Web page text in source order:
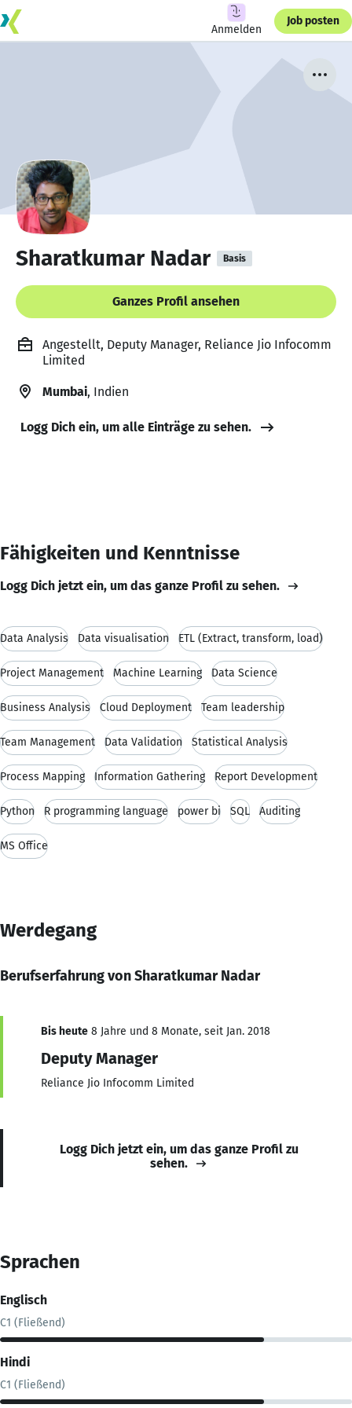
Anmelden
Job posten
Sharatkumar Nadar Basis
Ganzes Profil ansehen
Angestellt, Deputy Manager, Reliance Jio Infocomm
Limited
Mumbai, Indien
Logg Dich ein, um alle Einträge zu sehen.
Fähigkeiten und Kenntnisse
Logg Dich jetzt ein, um das ganze Profil zu sehen.
Data Analysis Data visualisation ETL (Extract, transform, load)
Project Management Machine Learning Data Science
Business Analysis Cloud Deployment Team leadership
Team Management Data Validation Statistical Analysis
Process Mapping Information Gathering Report Development
Python R programming language power bi SQL Auditing
MS Office
Werdegang
Berufserfahrung von Sharatkumar Nadar
Bis heute 8 Jahre und 8 Monate, seit Jan. 2018
Deputy Manager
Reliance Jio Infocomm Limited
Logg Dich jetzt ein, um das ganze Profil zu
sehen.
Sprachen
Englisch
C1 (Fließend)
Hindi
C1 (Fließend)